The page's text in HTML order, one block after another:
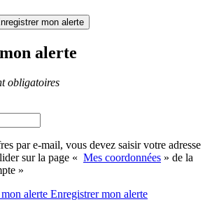
mon alerte
alerte
obligatoires
par e-mail, vous devez saisir votre adresse
sur la page « Mes coordonnées » de la
»
alerte Enregistrermon alerte